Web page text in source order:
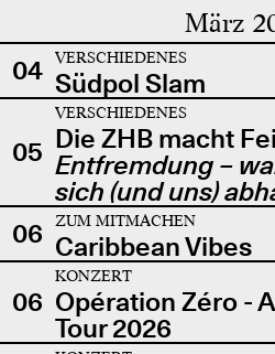
März
04 VERSCHIEDENES
Südpol Slam
05
VERSCHIEDENES
Die ZHB macht
Entfremdung –
sich (und uns)
06
ZUM MITMACHEN
Caribbean Vibes
06
KONZERT
Opération Zéro -
Tour 2026